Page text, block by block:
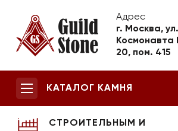
Адрес
г. Москва, ул.
Космонавта
20, пом. 415
КАТАЛОГ КАМНЯ
СТРОИТЕЛЬНЫМ И